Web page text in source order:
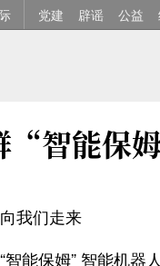
党建 辟谣 公益
“智能保
我们走来
能保姆” 智能机器